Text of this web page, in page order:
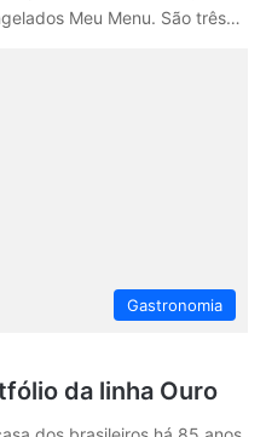
Meu Menu. São três…
Gastronomia
da linha Ouro